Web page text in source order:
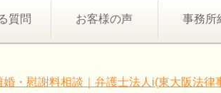
質問 お客様の声 事務所
婚・慰謝料相談｜弁護士法人i(東大阪法律